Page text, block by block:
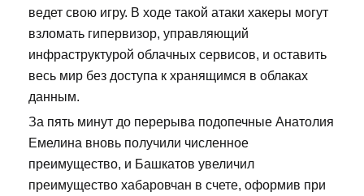
ведет свою игру. В ходе такой атаки хакеры могут
взломать гипервизор, управляющий
инфраструктурой облачных сервисов, и оставить
весь мир без доступа к хранящимся в облаках
данным.
За пять минут до перерыва подопечные Анатолия
Емелина вновь получили численное
преимущество, и Башкатов увеличил
преимущество хабаровчан в счете, оформив при